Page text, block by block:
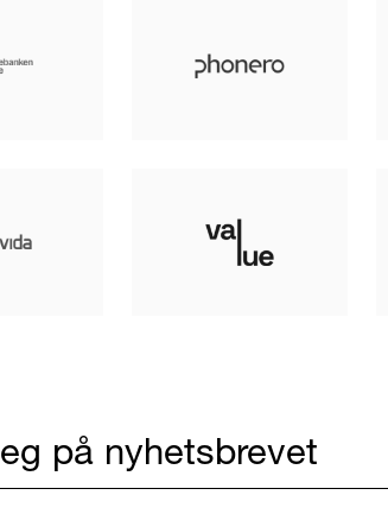
på nyhetsbrevet